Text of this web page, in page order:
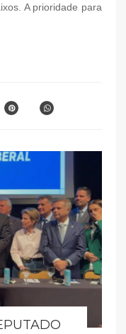
A prioridade para